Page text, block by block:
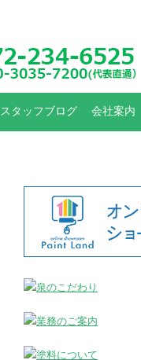
スタッフブログ 会社案内